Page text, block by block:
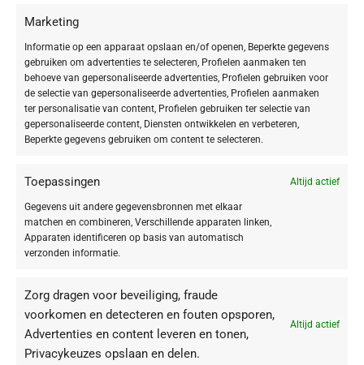
Marketing
Informatie op een apparaat opslaan en/of openen, Beperkte gegevens
gebruiken om advertenties te selecteren, Profielen aanmaken ten
behoeve van gepersonaliseerde advertenties, Profielen gebruiken voor
de selectie van gepersonaliseerde advertenties, Profielen aanmaken
ter personalisatie van content, Profielen gebruiken ter selectie van
gepersonaliseerde content, Diensten ontwikkelen en verbeteren,
Beperkte gegevens gebruiken om content te selecteren.
Toepassingen Altijd actief
Gegevens uit andere gegevensbronnen met elkaar
matchen en combineren, Verschillende apparaten linken,
Apparaten identificeren op basis van automatisch
verzonden informatie.
Zorg dragen voor beveiliging, fraude
voorkomen en detecteren en fouten opsporen,
Advertenties en content leveren en tonen,
Privacykeuzes opslaan en delen.
Altijd actief
routine.
De voordelen voor jouw huid
Diepgaand & Zacht:Werkt als een ‘vuilmagneet’ dankzij het natuurlijke
Quillaja-extract, zonder de natuurlijke vetlaag van je huid aan te tasten.
Onmiddellijke Kalmering:Geselecteerde biologische extracten van
kamille, valkruid (arnica) en calendula brengen de gevoelige huid direct
tot rust.
huidbarrière, terwijl moringa-zaadextract beschermt tegen schadelijke
Stralend Resultaat:Je huid ziet er na gebruik rozig fris, egaal en perfect
gebalanceerd uit.
Belangrijkste ingrediënten
reiniging.
Kamille & Calendula:Bekend om hun sterk kalmerende en verzachtende
eigenschappen.
Valkruid (Arnica):Helpt je huid te ontspannen en te herstellen.